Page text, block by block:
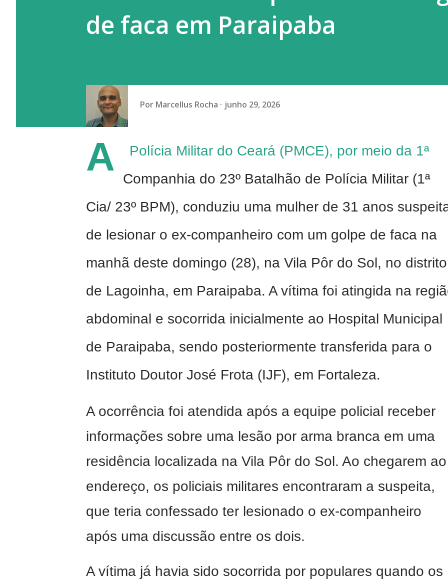
de faca em Paraipaba
Por Marcellus Rocha junho 29, 2026
A
Polícia Militar do Ceará (PMCE), por meio da 1ª
Companhia do 23º Batalhão de Polícia Militar (1ª
Cia/ 23º BPM), conduziu uma mulher de 31 anos
de lesionar o ex-companheiro com um golpe de faca na
manhã deste domingo (28), na Vila Pôr do Sol, no distrito
de Lagoinha, em Paraipaba. A vítima foi atingida na
abdominal e socorrida inicialmente ao Hospital Municipal
de Paraipaba, sendo posteriormente transferida para o
Instituto Doutor José Frota (IJF), em Fortaleza.
A ocorrência foi atendida após a equipe policial receber
informações sobre uma lesão por arma branca em uma
residência localizada na Vila Pôr do Sol. Ao chegarem ao
endereço, os policiais militares encontraram a suspeita,
que teria confessado ter lesionado o ex-companheiro
após uma discussão entre os dois.
A vítima já havia sido socorrida por populares quando os